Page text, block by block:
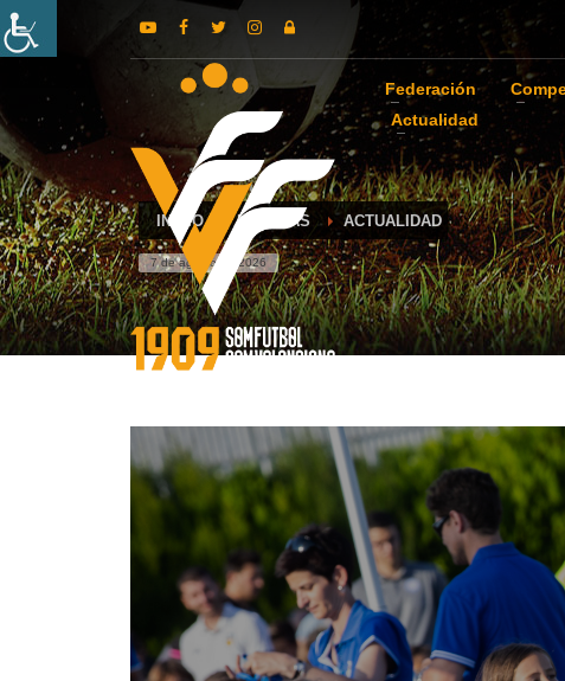
Federación
Actualidad
INICIO NOTICIAS ACTUALIDAD
7 de agosto de 2026